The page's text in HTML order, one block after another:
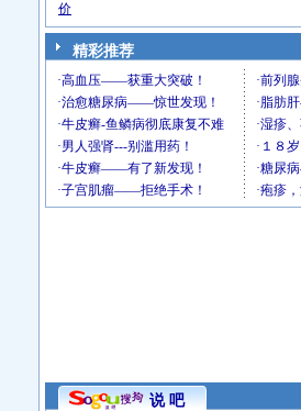
价
精彩推荐
说 吧